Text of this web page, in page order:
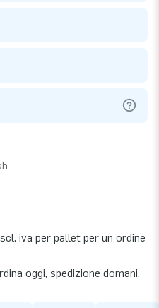
iva per pallet per un ordine
oggi, spedizione domani.